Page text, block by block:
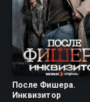
7.9 6.8
После Фишера.
Инквизитор